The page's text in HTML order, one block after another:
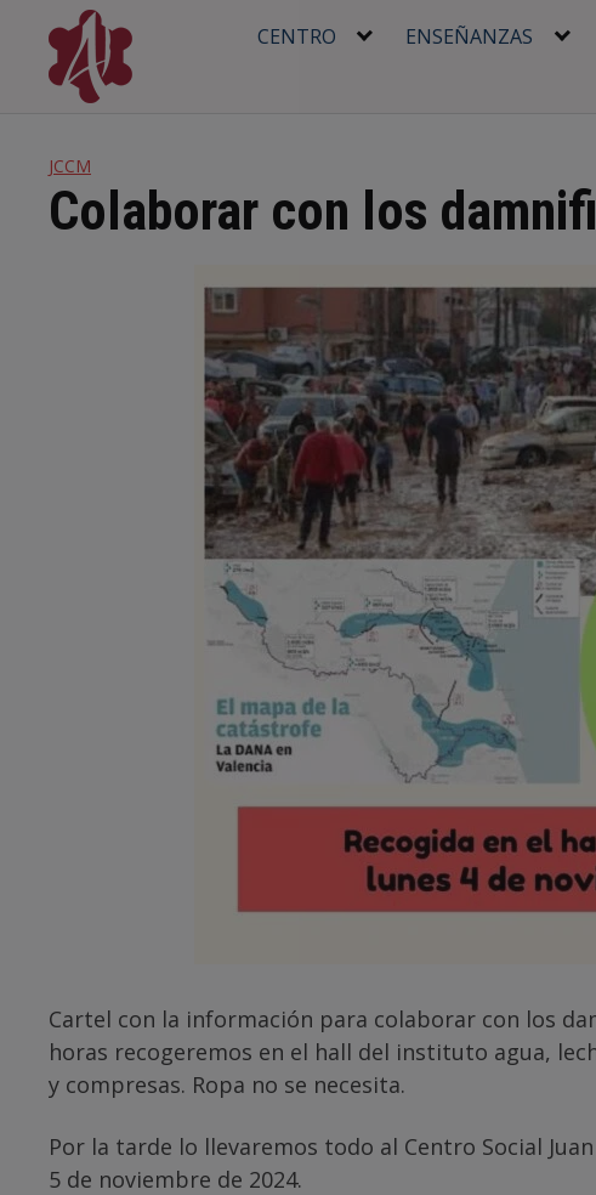
content
CENTRO ENSEÑANZAS
JCCM
Colaborar con los
Cartel con la información para colaborar con los
horas recogeremos en el hall del instituto agua,
y compresas. Ropa no se necesita.
Por la tarde lo llevaremos todo al Centro Social
5 de noviembre de 2024.